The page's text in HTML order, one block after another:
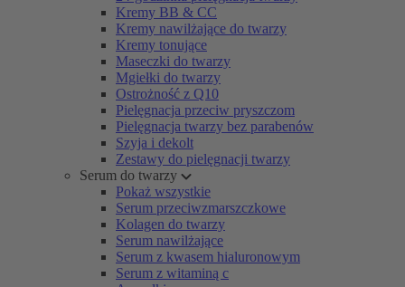
Kremy BB & CC
Kremy nawilżające do twarzy
Kremy tonujące
Maseczki do twarzy
Mgiełki do twarzy
Ostrożność z Q10
Pielęgnacja przeciw pryszczom
Pielęgnacja twarzy bez parabenów
Szyja i dekolt
Zestawy do pielęgnacji twarzy
Serum do twarzy
Pokaż wszystkie
Serum przeciwzmarszczkowe
Kolagen do twarzy
Serum nawilżające
Serum z kwasem hialuronowym
Serum z witaminą c